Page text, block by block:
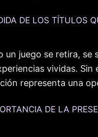
DE LOS TÍTULOS
un juego se retira, se
vividas.
representa una
DE LA